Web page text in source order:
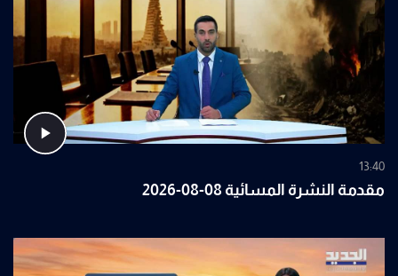
13:40
مقدمة النشرة المسائية 08-08-2026